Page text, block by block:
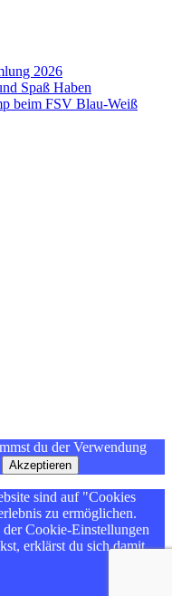
2026
Spaß Haben
beim FSV Blau-Weiß
du der Verwendung
Akzeptieren
sind auf "Cookies
zu ermöglichen.
Cookie-Einstellungen
erklärst du sich damit